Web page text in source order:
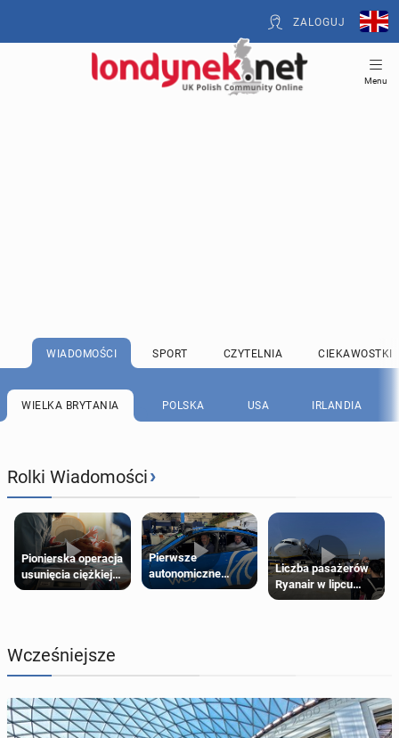
ZALOGUJ
Menu
WIADOMOŚCI SPORT CZYTELNIA CIEKAWOSTKI
WIELKA BRYTANIA POLSKA USA IRLANDIA
Rolki Wiadomości›
Pionierska operacja
usunięcia ciężkiej
wady wrodzonej
Pierwsze
autonomiczne
Ubery pojawią się
Liczba pasażerów
Ryanair w lipcu
pobiła rekord
Wcześniejsze